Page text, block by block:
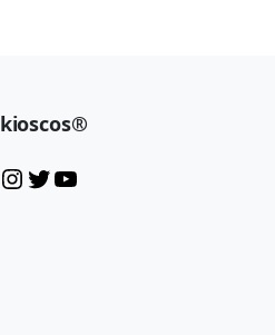
kioscos®
InstagramTwitter YouTube